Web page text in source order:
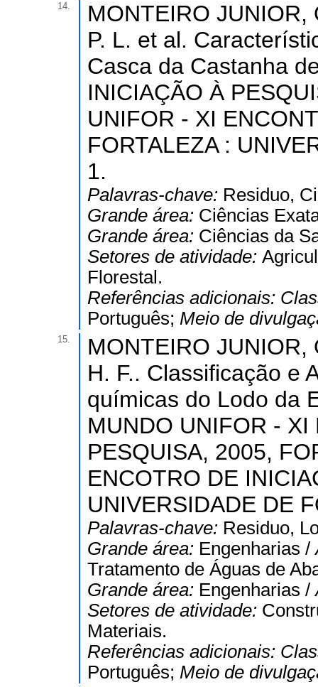
14.
MONTEIRO JUNIOR,
P. L. et al.
Casca da Castanha
INICIAÇÃO À
UNIFOR - XI
FORTALEZA :
1.
Palavras-chave: Residuo,
Grande área: Ciências
Grande área: Ciências da
Setores de atividade:
Florestal.
Referências adicionais:
Português; Meio de
15.
MONTEIRO JUNIOR,
H. F.. Classificação e
químicas do Lodo da
MUNDO UNIFOR -
PESQUISA, 2005,
ENCOTRO DE
UNIVERSIDADE DE
Palavras-chave: Residuo,
Grande área: Engenharias /
Tratamento de Águas de
Grande área: Engenharias /
Setores de atividade:
Materiais.
Referências adicionais:
Português; Meio de